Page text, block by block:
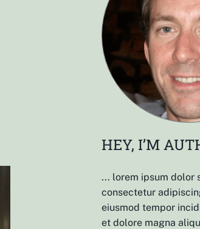
HEY, I’M
... lorem ipsum dolor
consectetur
eiusmod tempor
et dolore magna